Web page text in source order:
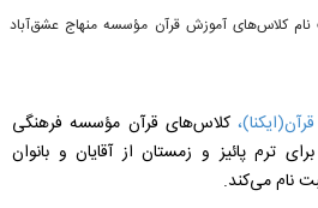
نام کلاس‌های آموزش قرآن مؤسسه منهاج عشق‌آباد
کلاس‌های قرآن مؤسسه فرهنگی
ترم پائیز و زمستان از آقایان و بانوان
نام می‌کند.